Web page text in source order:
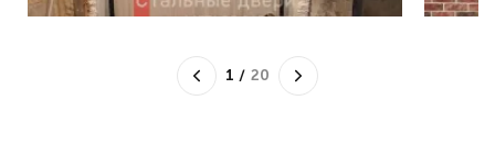
1 / 20